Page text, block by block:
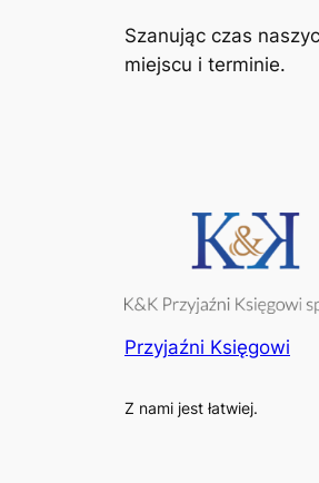
Szanując czas
miejscu i terminie.
Przyjaźni Księgowi
Z nami jest łatwiej.